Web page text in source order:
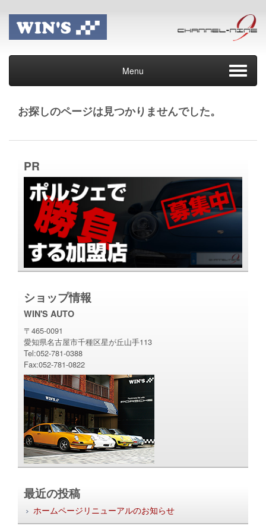
Menu
お探しのページは見つかりませんでした。
PR
ショップ情報
WIN'S AUTO
〒465-0091
愛知県名古屋市千種区星が丘山手113
Tel:052-781-0388
Fax:052-781-0822
最近の投稿
ホームページリニューアルのお知らせ